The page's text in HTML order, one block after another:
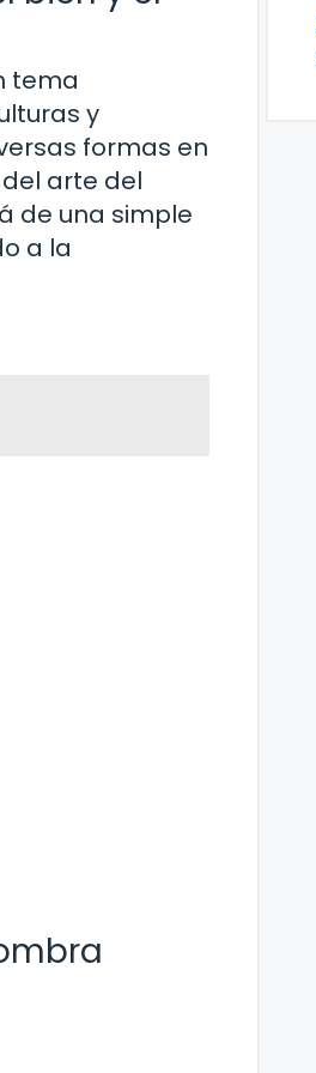
tema
y
formas en
arte del
de una simple
a la